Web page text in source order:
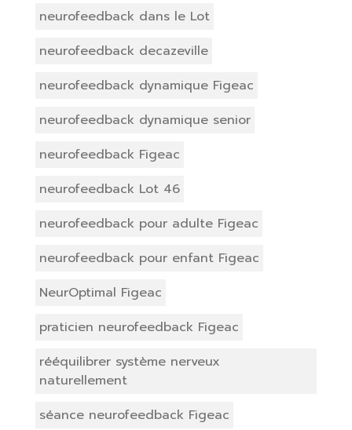
neurofeedback dans le Lot
neurofeedback decazeville
neurofeedback dynamique Figeac
neurofeedback dynamique senior
neurofeedback Figeac
neurofeedback Lot 46
neurofeedback pour adulte Figeac
neurofeedback pour enfant Figeac
NeurOptimal Figeac
praticien neurofeedback Figeac
rééquilibrer système nerveux
naturellement
séance neurofeedback Figeac